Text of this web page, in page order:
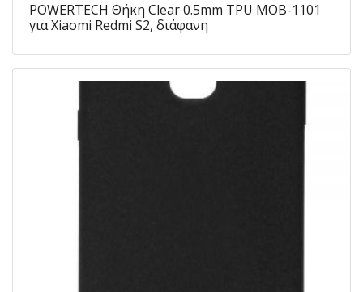
POWERTECH Θήκη Clear 0.5mm TPU MOB-1101
για Xiaomi Redmi S2, διάφανη